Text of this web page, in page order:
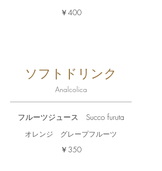
￥400
ソフトドリンク
Analcolica
フルーツジュース Succo furuta
オレンジ グレープフルーツ
￥350